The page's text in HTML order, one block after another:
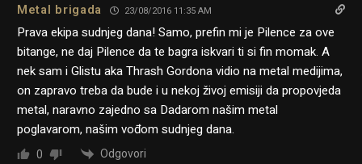
Metal brigada 23/08/2016 11:35 AM
Prava ekipa sudnjeg dana! Samo, prefin mi je Pilence za ove
bitange, ne daj Pilence da te bagra iskvari ti si fin momak. A
nek sam i Glistu aka Thrash Gordona vidio na metal medijima,
on zapravo treba da bude i u nekoj živoj emisiji da propovjeda
metal, naravno zajedno sa Dadarom našim metal
poglavarom, našim vođom sudnjeg dana.
0 Odgovori